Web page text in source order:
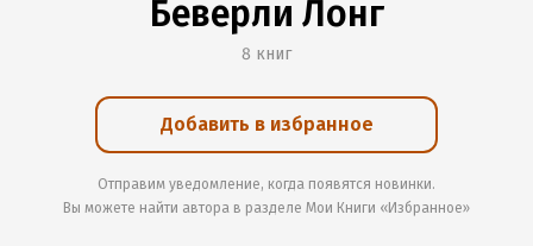
Беверли Лонг
8 книг
Добавить в избранное
Отправим уведомление, когда появятся новинки.
Вы можете найти автора в разделе Мои Книги «Избранное»